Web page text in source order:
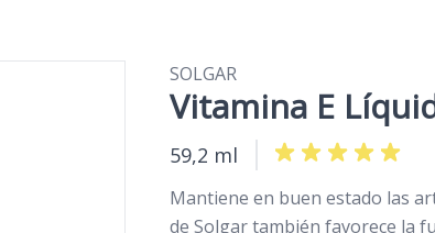
SOLGAR
Vitamina E
59,2 ml
Mantiene en buen estado las
de Solgar también favorece la